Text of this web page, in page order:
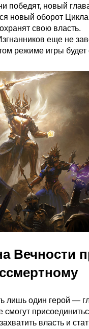
победят, новый
новый оборот
свою власть.
еще не
режиме игры будет
Вечности
лишь один герой —
власть и